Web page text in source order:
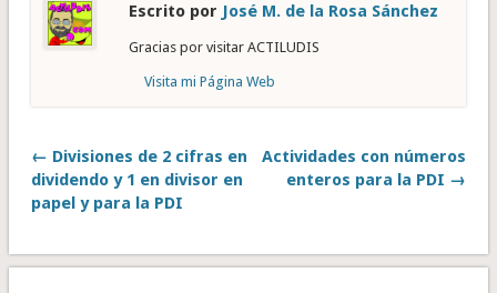
Escrito por José M. de la Rosa Sánchez
Gracias por visitar ACTILUDIS
Visita mi Página Web
← Divisiones de 2 cifras en
dividendo y 1 en divisor en
papel y para la PDI
Actividades con números
enteros para la PDI →